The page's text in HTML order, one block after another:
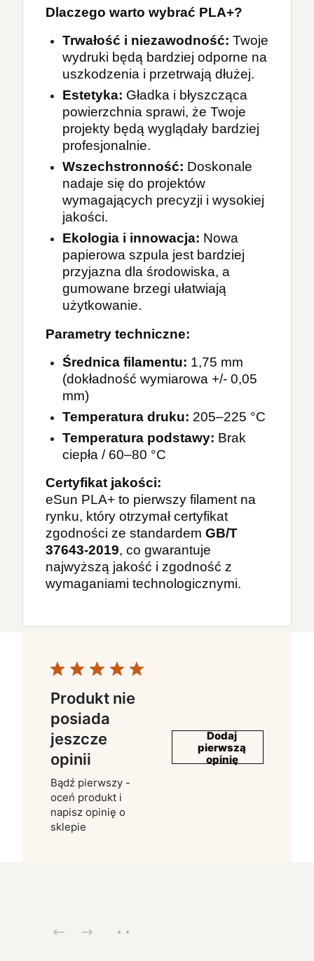
Dlaczego warto wybrać PLA+?
Trwałość i niezawodność: Twoje
wydruki będą bardziej odporne na
uszkodzenia i przetrwają dłużej.
Estetyka: Gładka i błyszcząca
powierzchnia sprawi, że Twoje
projekty będą wyglądały bardziej
profesjonalnie.
Wszechstronność: Doskonale
nadaje się do projektów
wymagających precyzji i wysokiej
jakości.
Ekologia i innowacja: Nowa
papierowa szpula jest bardziej
przyjazna dla środowiska, a
gumowane brzegi ułatwiają
użytkowanie.
Parametry techniczne:
Średnica filamentu: 1,75 mm
(dokładność wymiarowa +/- 0,05
mm)
Temperatura druku: 205–225 °C
Temperatura podstawy: Brak
ciepła / 60–80 °C
Certyfikat jakości:
eSun PLA+ to pierwszy filament na
rynku, który otrzymał certyfikat
zgodności ze standardem GB/T
37643-2019, co gwarantuje
najwyższą jakość i zgodność z
wymaganiami technologicznymi.
Produkt nie
posiada
jeszcze
opinii
Bądź pierwszy -
oceń produkt i
napisz opinię o
sklepie
Dodaj
pierwszą
opinię